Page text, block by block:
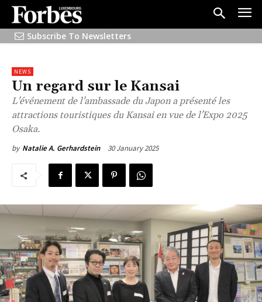
Subscribe To Newsletters
NEWS
Un regard sur le Kansai
L'événement de l'ambassade du Japon a présenté les
attractions touristiques du Kansai en vue de l'Expo 2025
Osaka.
by Natalie A. Gerhardstein 30 January 2025